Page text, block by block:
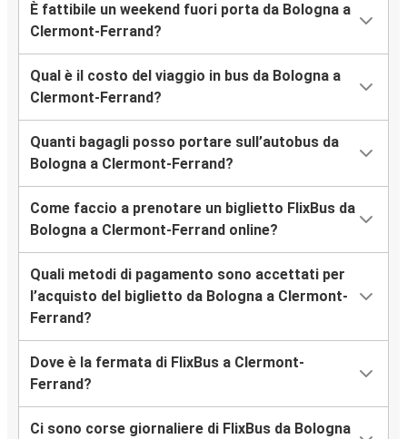
È fattibile un weekend fuori porta da Bologna a
Clermont-Ferrand?
Qual è il costo del viaggio in bus da Bologna a
Clermont-Ferrand?
Quanti bagagli posso portare sull’autobus da
Bologna a Clermont-Ferrand?
Come faccio a prenotare un biglietto FlixBus da
Bologna a Clermont-Ferrand online?
Quali metodi di pagamento sono accettati per
l’acquisto del biglietto da Bologna a Clermont-
Ferrand?
Dove è la fermata di FlixBus a Clermont-
Ferrand?
Ci sono corse giornaliere di FlixBus da Bologna